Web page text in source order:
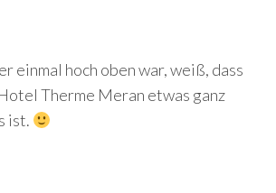
einmal hoch oben war, weiß, dass
Therme Meran etwas ganz
ist.